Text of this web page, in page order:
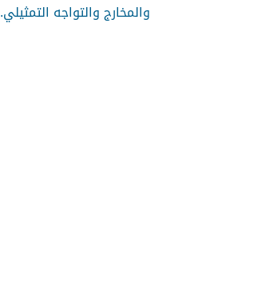
والمخارج والتواجه التمثيلي.